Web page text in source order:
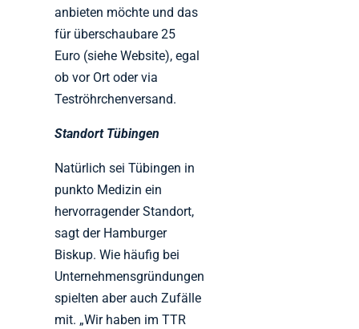
anbieten möchte und das
für überschaubare 25
Euro (siehe Website), egal
ob vor Ort oder via
Teströhrchenversand.
Standort Tübingen
Natürlich sei Tübingen in
punkto Medizin ein
hervorragender Standort,
sagt der Hamburger
Biskup. Wie häufig bei
Unternehmensgründungen
spielten aber auch Zufälle
mit. „Wir haben im TTR